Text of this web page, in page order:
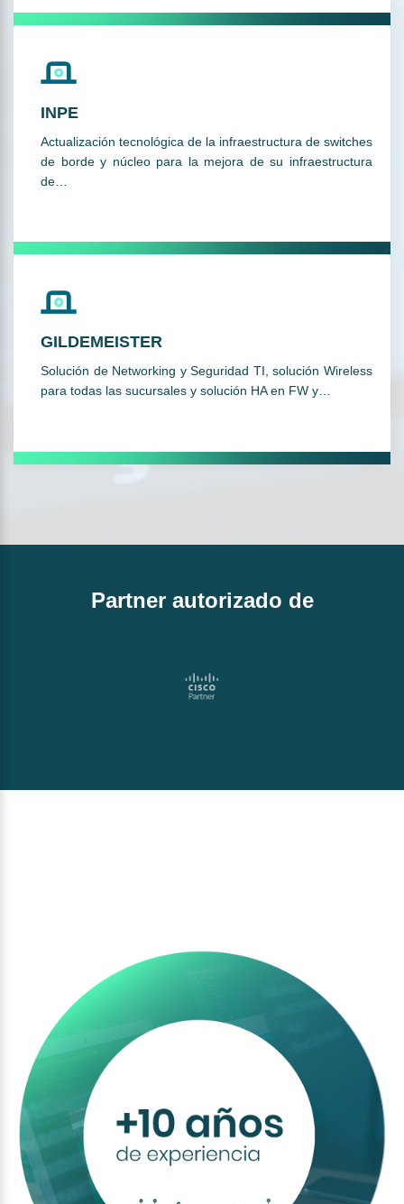
INPE
Actualización tecnológica de la infraestructura de switches
de borde y núcleo para la mejora de su infraestructura
de…
GILDEMEISTER
Solución de Networking y Seguridad TI, solución Wireless
para todas las sucursales y solución HA en FW y…
Partner autorizado de